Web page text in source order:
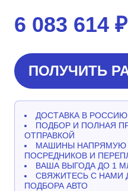
6 083 614 ₽
ПОЛУЧИТЬ
ДОСТАВКА В РОССИЮ
ПОДБОР И ПОЛНАЯ
ОТПРАВКОЙ
МАШИНЫ НАПРЯМУЮ
ПОСРЕДНИКОВ И
ВАША ВЫГОДА ДО 1
СВЯЖИТЕСЬ С НАМИ
ПОДБОРА АВТО